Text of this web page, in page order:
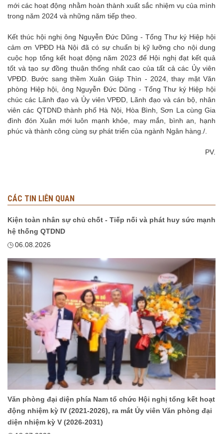
mới các hoạt động nhằm hoàn thành xuất sắc nhiệm vụ của mình
trong năm 2024 và những năm tiếp theo.
Kết thúc hội nghị ông Nguyễn Đức Dũng - Tổng Thư ký Hiệp hội
cảm ơn VPĐD Hà Nội đã có sự chuẩn bị kỹ lưỡng cho nội dung
cuộc họp tổng kết hoạt động năm 2023 để Hội nghị đạt kết quả
tốt và tạo sự đồng thuận thống nhất cao của tất cả các Ủy viên
VPĐD. Bước sang thềm Xuân Giáp Thìn - 2024, thay mặt Văn
phòng Hiệp hội, ông Nguyễn Đức Dũng - Tổng Thư ký Hiệp hội
chúc các Lãnh đạo và Ủy viên VPĐD, Lãnh đạo và cán bộ, nhân
viên các QTDND thành phố Hà Nội, Hòa Bình, Sơn La cùng Gia
đình đón Xuân mới luôn mạnh khỏe, may mắn, bình an, hạnh
phúc và thành công cùng sự phát triển của ngành Ngân hàng./.
PV.
CÁC TIN LIÊN QUAN
Kiện toàn nhân sự chủ chốt - Tiếp nối và phát huy sức mạnh
hệ thống QTDND
06.08.2026
Văn phòng đại diện phía Nam tổ chức Hội nghị tổng kết hoạt
động nhiệm kỳ IV (2021-2026), ra mắt Ủy viên Văn phòng đại
diện nhiệm kỳ V (2026-2031)